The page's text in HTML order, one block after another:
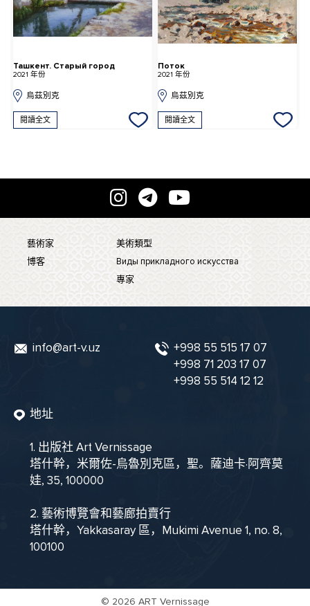
Ташкент. Старый город
2021 年份
烏茲別克
閱讀全文
Поток
2021 年份
烏茲別克
閱讀全文
藝術家
博客
美術類型
Виды прикладного искусства
專家
info@art-v.uz
+998 55 515 17 07
+998 71 203 17 07
+998 55 514 12 12
地址
1. 出版社 Art Vernissage
塔什幹，米爾佐-烏魯別克區，聖。薩迪卡·阿齊莫
娃, 35, 100000
2. 藝術博覽會和藝廊拍賣行
塔什幹，Yakkasaray 區，Mukimi Avenue 1, no. 8,
100100
© 2026 ART Vernissage